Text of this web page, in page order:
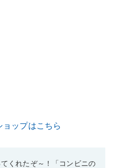
ョップはこちら
くれたぞ～！「コンビニの